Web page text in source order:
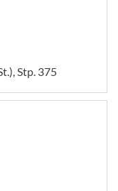
Stp. 375